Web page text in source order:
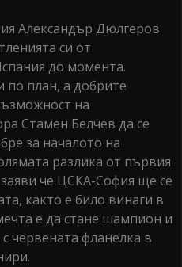
Александър Дюлгеров
си от
до момента.
по план, а добрите
на
Стамен Белчев да се
за началото на
разлика от първия
че ЦСКА-София ще се
както е било винаги в
е да стане шампион и
червената фланелка в